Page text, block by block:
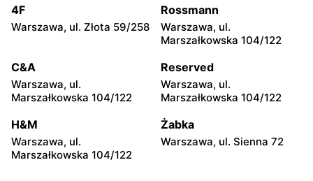
54/56
Kakto.pl
Rynek 16
Kakto.pl
Jabłonowskiej 4/4
Kakto.pl Kakto.pl
Kakto.pl
Końskie, ul. Kazanowska 3
Kakto.pl
4F
Warszawa, ul. Złota 59/258
Rossmann
Warszawa, ul.
Marszałkowska 104/122
C&A
Warszawa, ul.
Marszałkowska 104/122
Reserved
Warszawa, ul.
Marszałkowska 104/122
H&M
Warszawa, ul.
Marszałkowska 104/122
Żabka
Warszawa, ul. Sienna 72